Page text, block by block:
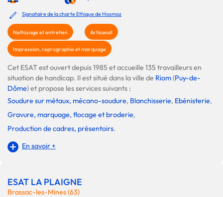
Signataire de la charte Ethique de Hosmoz
Nettoyage et entretien Artisanat
Impression, reprographie et marquage
Cet ESAT est ouvert depuis 1985 et accueille 135 travailleurs en
situation de handicap. Il est situé dans la ville de Riom(Puy-de-
Dôme) et propose les services suivants :
Soudure sur métaux, mécano-soudure, Blanchisserie, Ebénisterie,
Gravure, marquage, flocage et broderie,
Production de cadres, présentoirs.
En savoir +
ESAT LA PLAIGNE
Brassac-les-Mines (63)